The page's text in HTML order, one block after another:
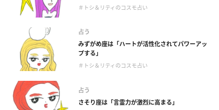
＃トシ＆リティのコスモ占い
占う
みずがめ座は「ハートが活性化されてパワーアッ
プする」
＃トシ＆リティのコスモ占い
占う
さそり座は「言霊力が激烈に高まる」